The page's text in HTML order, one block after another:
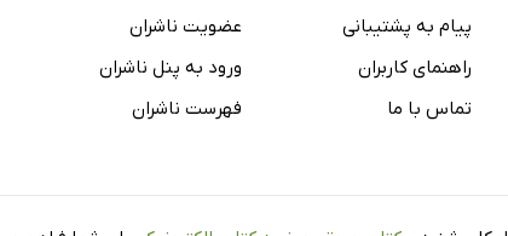
پیام به پشتیبانی
راهنمای کاربران
تماس با ما
عضویت ناشران
ورود به پنل ناشران
فهرست ناشران